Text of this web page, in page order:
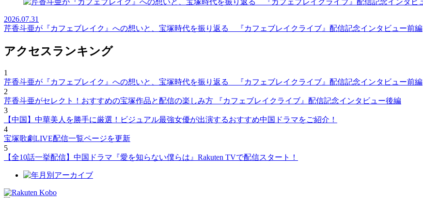
2026.07.31
芹香斗亜が『カフェブレイク』への想いと、宝塚時代を振り返る 『カフェブレイクライブ』配信記念インタビュー前編
アクセスランキング
1
芹香斗亜が『カフェブレイク』への想いと、宝塚時代を振り返る 『カフェブレイクライブ』配信記念インタビュー前編
2
芹香斗亜がセレクト！おすすめの宝塚作品と配信の楽しみ方 『カフェブレイクライブ』配信記念インタビュー後編
3
【中国】中華美人を勝手に厳選！ビジュアル最強女優が出演するおすすめ中国ドラマをご紹介！
4
宝塚歌劇LIVE配信一覧ページを更新
5
【全10話一挙配信】中国ドラマ『愛を知らない僕らは』Rakuten TVで配信スタート！